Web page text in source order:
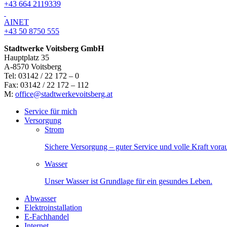
+43 664 2119339
AINET
+43 50 8750 555
Stadtwerke Voitsberg GmbH
Hauptplatz 35
A-8570 Voitsberg
Tel: 03142 / 22 172 – 0
Fax: 03142 / 22 172 – 112
M: office@stadtwerkevoitsberg.at
Service für mich
Versorgung
Strom
Sichere Versorgung – guter Service und volle Kraft
Wasser
Unser Wasser ist Grundlage für ein gesundes Leben.
Abwasser
Elektroinstallation
E-Fachhandel